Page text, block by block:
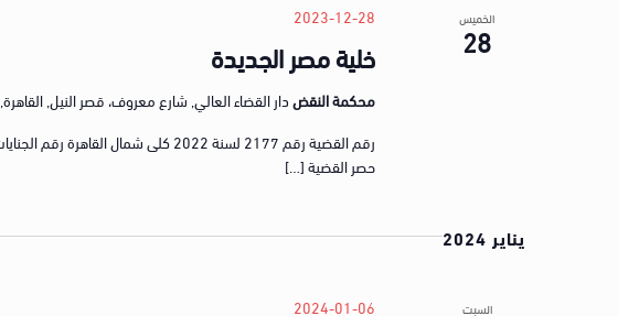
r
الخميس
28 خلية مصر الجديدة
2023-12-28
محكمة النقضدار القضاء العالي, شارع معروف، قصر النيل, القاهرة, Egypt
حصر القضية […]
يناير 2024
السبت 2024-01-06